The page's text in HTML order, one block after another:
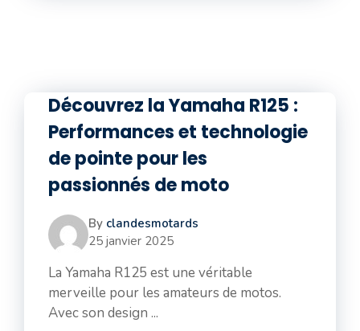
Découvrez la Yamaha R125 :
Performances et technologie
de pointe pour les
passionnés de moto
By clandesmotards
25 janvier 2025
La Yamaha R125 est une véritable
merveille pour les amateurs de motos.
Avec son design ...